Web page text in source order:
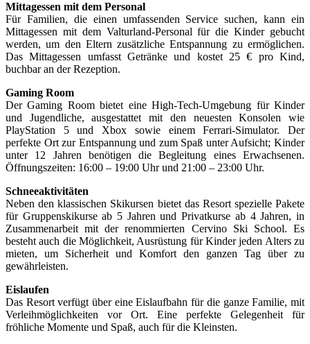
Mittagessen mit dem Personal
Für Familien, die einen umfassenden Service suchen, kann ein
Mittagessen mit dem Valturland-Personal für die Kinder gebucht
werden, um den Eltern zusätzliche Entspannung zu ermöglichen.
Das Mittagessen umfasst Getränke und kostet 25 € pro Kind,
buchbar an der Rezeption.
Gaming Room
Der Gaming Room bietet eine High-Tech-Umgebung für Kinder
und Jugendliche, ausgestattet mit den neuesten Konsolen wie
PlayStation 5 und Xbox sowie einem Ferrari-Simulator. Der
perfekte Ort zur Entspannung und zum Spaß unter Aufsicht; Kinder
unter 12 Jahren benötigen die Begleitung eines Erwachsenen.
Öffnungszeiten: 16:00 – 19:00 Uhr und 21:00 – 23:00 Uhr.
Schneeaktivitäten
Neben den klassischen Skikursen bietet das Resort spezielle Pakete
für Gruppenskikurse ab 5 Jahren und Privatkurse ab 4 Jahren, in
Zusammenarbeit mit der renommierten Cervino Ski School. Es
besteht auch die Möglichkeit, Ausrüstung für Kinder jeden Alters zu
mieten, um Sicherheit und Komfort den ganzen Tag über zu
gewährleisten.
Eislaufen
Das Resort verfügt über eine Eislaufbahn für die ganze Familie, mit
Verleihmöglichkeiten vor Ort. Eine perfekte Gelegenheit für
fröhliche Momente und Spaß, auch für die Kleinsten.